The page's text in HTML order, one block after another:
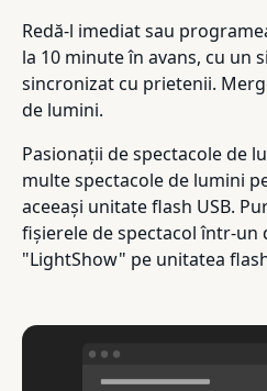
Redă-l imediat sau
la 10 minute în avans, cu un
sincronizat cu prietenii.
de lumini.
Pasionații de spectacole de
multe spectacole de lumini
aceeași unitate flash USB.
fișierele de spectacol într-
"LightShow" pe unitatea